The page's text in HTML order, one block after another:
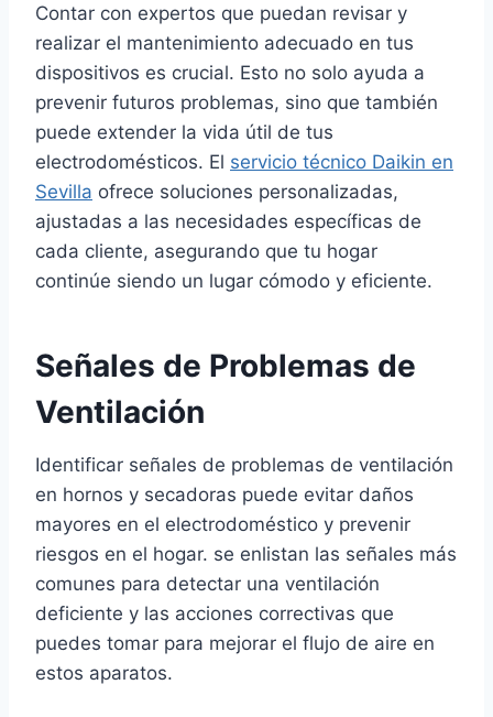
Contar con expertos que puedan revisar y
realizar el mantenimiento adecuado en tus
dispositivos es crucial. Esto no solo ayuda a
prevenir futuros problemas, sino que también
puede extender la vida útil de tus
electrodomésticos. El servicio técnico Daikin en
Sevilla ofrece soluciones personalizadas,
ajustadas a las necesidades específicas de
cada cliente, asegurando que tu hogar
continúe siendo un lugar cómodo y eficiente.
Señales de Problemas de
Ventilación
Identificar señales de problemas de ventilación
en hornos y secadoras puede evitar daños
mayores en el electrodoméstico y prevenir
riesgos en el hogar. se enlistan las señales más
comunes para detectar una ventilación
deficiente y las acciones correctivas que
puedes tomar para mejorar el flujo de aire en
estos aparatos.